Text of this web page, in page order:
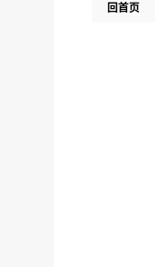
回首页